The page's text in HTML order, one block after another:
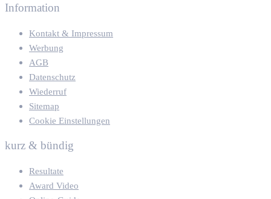
Information
Kontakt & Impressum
Werbung
AGB
Datenschutz
Wiederruf
Sitemap
Cookie Einstellungen
kurz & bündig
Resultate
Award Video